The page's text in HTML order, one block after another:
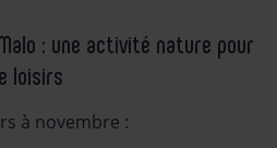
: une activité nature pour
loisirs
à novembre :